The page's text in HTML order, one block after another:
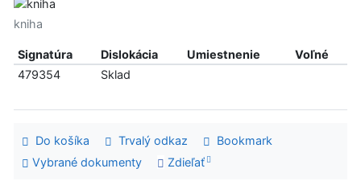
kniha
Signatúra Dislokácia Umiestnenie
Voľné
479354
Sklad
Do košíka Trvalý odkaz
Bookmark
Vybrané dokumenty
Zdieľať